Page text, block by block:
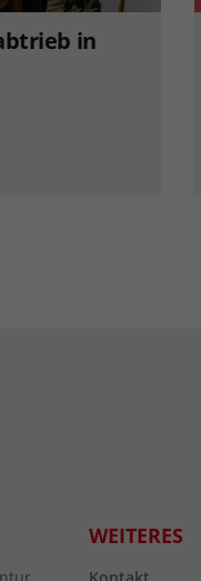
in
WEITERES